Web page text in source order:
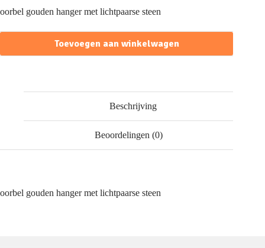
oorbel gouden hanger met lichtpaarse steen
Toevoegen aan winkelwagen
Beschrijving
Beoordelingen (0)
oorbel gouden hanger met lichtpaarse steen